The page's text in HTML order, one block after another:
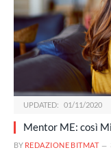
UPDATED: 01/11/2020
Mentor ME: così
BY REDAZIONE BITMAT